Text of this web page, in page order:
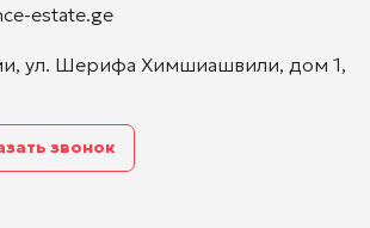
estate.ge
ул. Шерифа Химшиашвили, дом 1,
звонок